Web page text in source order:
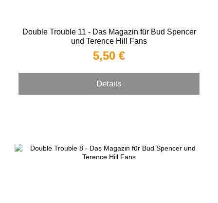
Double Trouble 11 - Das Magazin für Bud Spencer
und Terence Hill Fans
5,50 €
Details